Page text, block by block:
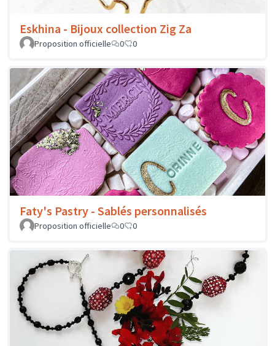
Eskhina - Bijoux collection Zig Za
Proposition officielle 0 0
Faty's Pastry - Sablés personnalisés
Proposition officielle 0 0